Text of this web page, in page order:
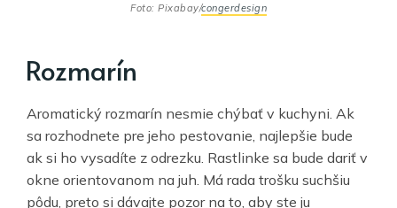
Foto: Pixabay/congerdesign
Rozmarín
Aromatický rozmarín nesmie chýbať v kuchyni. Ak
sa rozhodnete pre jeho pestovanie, najlepšie bude
ak si ho vysadíte z odrezku. Rastlinke sa bude dariť v
okne orientovanom na juh. Má rada trošku suchšiu
pôdu, preto si dávajte pozor na to, aby ste ju